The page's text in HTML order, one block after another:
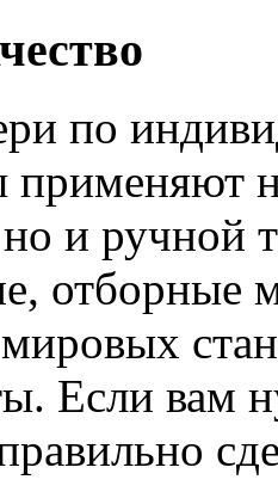
по
применяют
и ручной
отборные
Если вам